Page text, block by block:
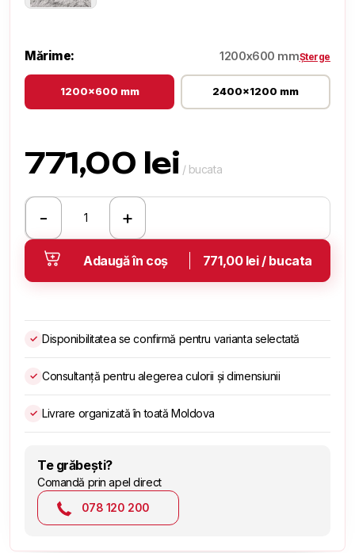
Mărime: 1200x600 mmȘterge
1200x600 mm 2400x1200 mm
771,00 lei / bucata
Rough
Surface
- +
Adaugă în coș 771,00 lei / bucata
✓ Disponibilitatea se confirmă pentru varianta selectată
✓ Consultanță pentru alegerea culorii și dimensiunii
✓ Livrare organizată în toată Moldova
Te grăbești?
Comandă prin apel direct
078 120 200